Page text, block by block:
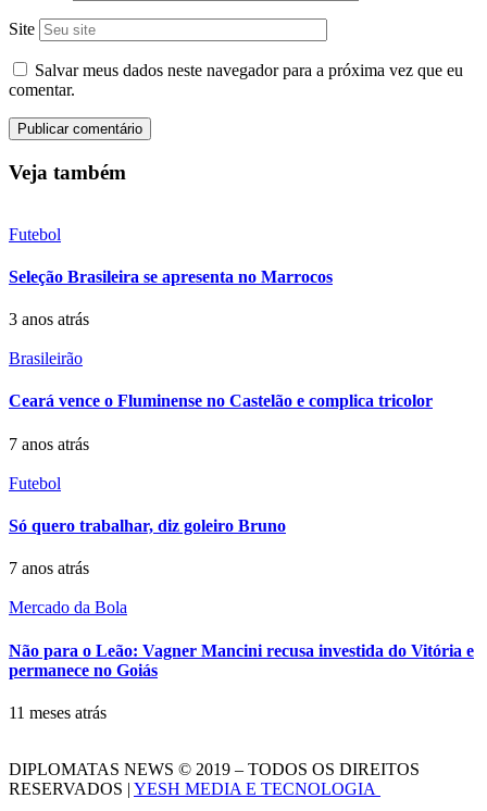
Site
Salvar meus dados neste navegador para a próxima vez que eu
comentar.
Veja também
Futebol
Seleção Brasileira se apresenta no Marrocos
3 anos atrás
Brasileirão
Ceará vence o Fluminense no Castelão e complica tricolor
7 anos atrás
Futebol
Só quero trabalhar, diz goleiro Bruno
7 anos atrás
Mercado da Bola
Não para o Leão: Vagner Mancini recusa investida do Vitória e
permanece no Goiás
11 meses atrás
DIPLOMATAS NEWS © 2019 – TODOS OS DIREITOS
RESERVADOS | YESH MEDIA E TECNOLOGIA